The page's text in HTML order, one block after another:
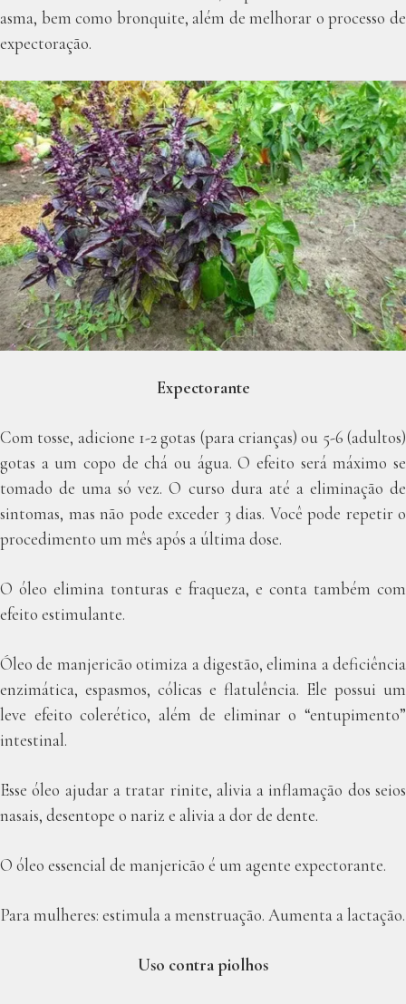
asma, bem como bronquite, além de melhorar o processo de
expectoração.
Expectorante
Com tosse, adicione 1-2 gotas (para crianças) ou 5-6 (adultos)
gotas a um copo de chá ou água. O efeito será máximo se
tomado de uma só vez. O curso dura até a eliminação de
sintomas, mas não pode exceder 3 dias. Você pode repetir o
procedimento um mês após a última dose.
O óleo elimina tonturas e fraqueza, e conta também com
efeito estimulante.
Óleo de manjericão otimiza a digestão, elimina a deficiência
enzimática, espasmos, cólicas e flatulência. Ele possui um
leve efeito colerético, além de eliminar o “entupimento”
intestinal.
Esse óleo ajudar a tratar rinite, alivia a inflamação dos seios
nasais, desentope o nariz e alivia a dor de dente.
O óleo essencial de manjericão é um agente expectorante.
Para mulheres: estimula a menstruação. Aumenta a lactação.
Uso contra piolhos